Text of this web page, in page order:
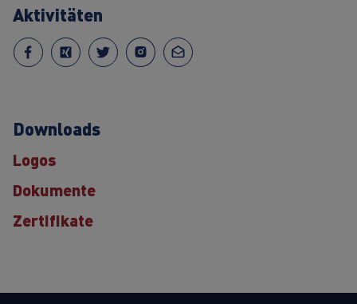
Aktivitäten
Downloads
Logos
Dokumente
Zertifikate